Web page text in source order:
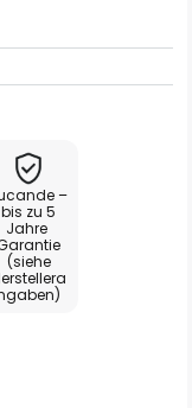
–
bis zu 5
Jahre
(siehe